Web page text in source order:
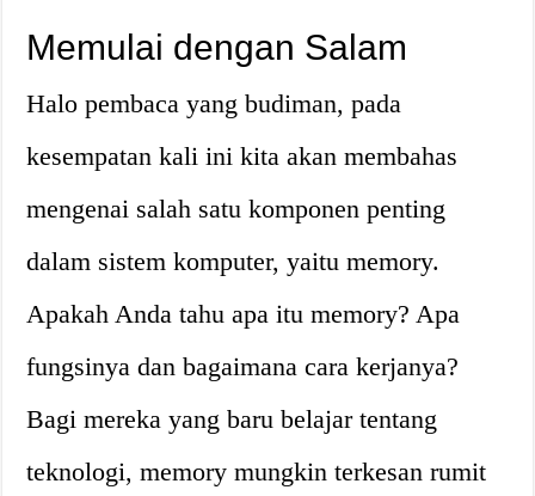
Memulai dengan Salam
Halo pembaca yang budiman, pada
kesempatan kali ini kita akan membahas
mengenai salah satu komponen penting
dalam sistem komputer, yaitu memory.
Apakah Anda tahu apa itu memory? Apa
fungsinya dan bagaimana cara kerjanya?
Bagi mereka yang baru belajar tentang
teknologi, memory mungkin terkesan rumit